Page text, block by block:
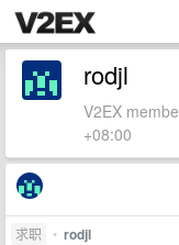
rodjl
V2EX
+08:00
求职 • rodjl